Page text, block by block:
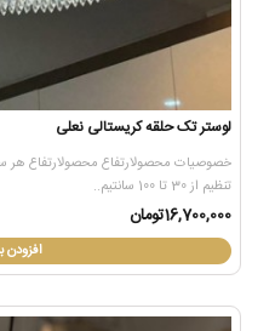
لوستر تک حلقه کریستالی نعلی
خصوصیات محصولارتفاع محصولارتفاع هر
تنظیم از 30 تا 100 سانتیم..
16,700,000تومان
افزودن